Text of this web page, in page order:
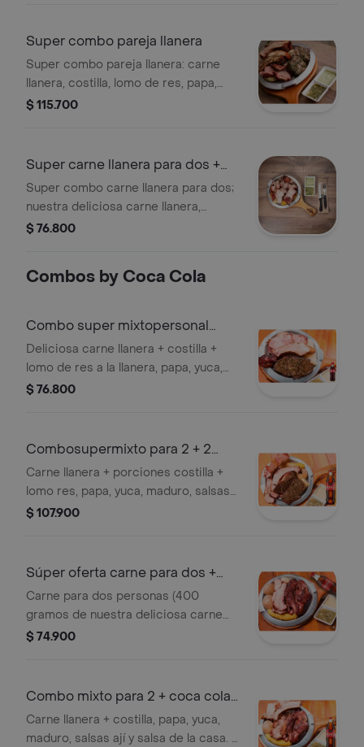
Super combo pareja llanera
Super combo pareja llanera: carne
llanera, costilla, lomo de res, papa,
yuca, maduro, salsas ají y salsa de la
$ 115.700
Super carne llanera para dos +
coca cola
Super combo carne llanera para dos;
nuestra deliciosa carne llanera,
acompañados de papa, yuca, maduro,
$ 76.800
Combos by Coca Cola
Combo super mixtopersonal
+cocacola400ml
Deliciosa carne llanera + costilla +
lomo de res a la llanera, papa, yuca,
maduro, salsas ají y salsa de la casa. +
$ 76.800
Combosupermixto para 2 + 2
coca colas400
Carne llanera + porciones costilla +
lomo res, papa, yuca, maduro, salsas
ají y salsa de la casa+ 2 gaseosa coca
$ 107.900
Súper oferta carne para dos +
coca cola
Carne para dos personas (400
gramos de nuestra deliciosa carne
llanera, que me jor que acompañada
original
$ 74.900
Combo mixto para 2 + coca cola
1.5 lt
Carne llanera + costilla, papa, yuca,
maduro, salsas ají y salsa de la casa. +